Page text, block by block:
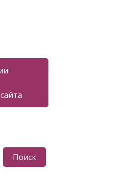
Поиск